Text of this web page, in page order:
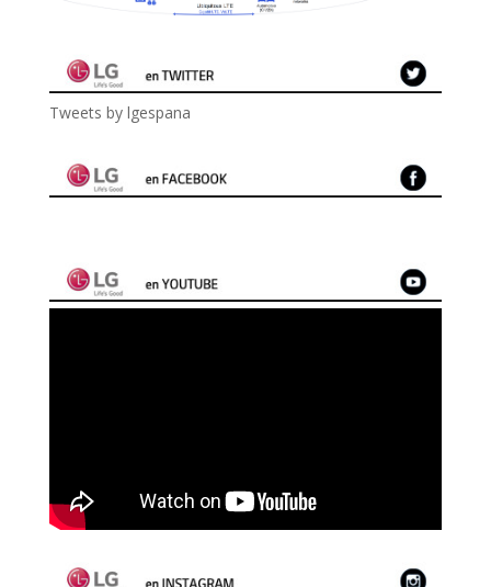
Tweets by lgespana